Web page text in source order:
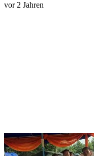
vor 2 Jahren